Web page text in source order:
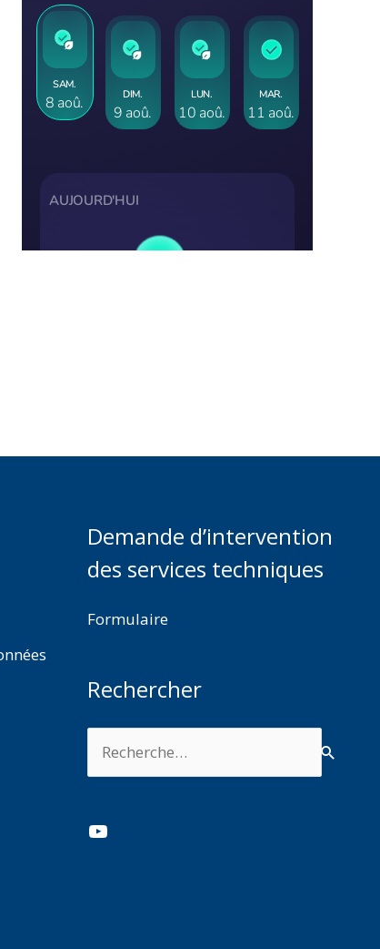
Demande d’intervention
des services techniques
Formulaire
Rechercher
YouTube